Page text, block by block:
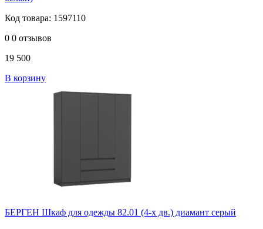
Код товара: 1597110
0 0 отзывов
19 500
В корзину
БЕРГЕН Шкаф для одежды 82.01 (4-х дв.) диамант серый